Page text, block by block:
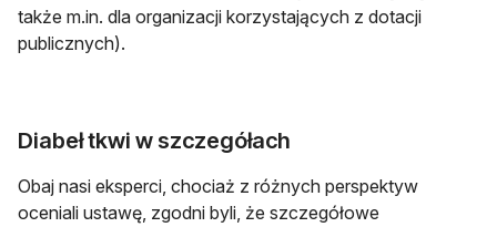
także m.in. dla organizacji korzystających z dotacji
publicznych).
Diabeł tkwi w szczegółach
Obaj nasi eksperci, chociaż z różnych perspektyw
oceniali ustawę, zgodni byli, że szczegółowe